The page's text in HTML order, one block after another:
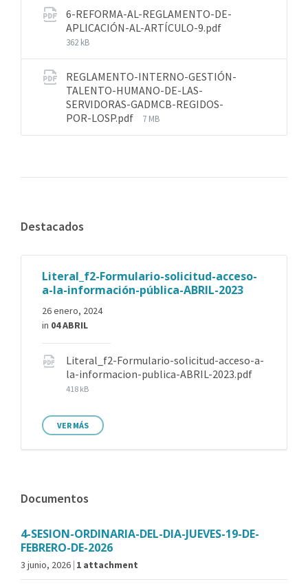
6-REFORMA-AL-REGLAMENTO-DE-
APLICACIÓN-AL-ARTÍCULO-9.pdf
362 kB
REGLAMENTO-INTERNO-GESTIÓN-
TALENTO-HUMANO-DE-LAS-
SERVIDORAS-GADMCB-REGIDOS-
POR-LOSP.pdf
7 MB
Destacados
Literal_f2-Formulario-solicitud-acceso-
a-la-información-pública-ABRIL-2023
26 enero, 2024
in 04 ABRIL
Literal_f2-Formulario-solicitud-acceso-a-
la-informacion-publica-ABRIL-2023.pdf
418 kB
VER MÁS
Documentos
4-SESION-ORDINARIA-DEL-DIA-JUEVES-19-DE-
FEBRERO-DE-2026
3 junio, 2026 1 attachment